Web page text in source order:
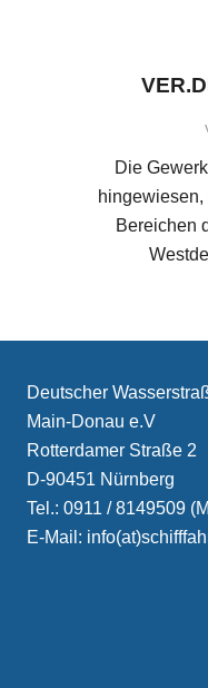
Die
hingewiesen,
Bereichen
Deutscher
Main-Donau e.V
Rotterdamer Straße 2
D-90451 Nürnberg
Tel.: 0911 / 8149509
E-Mail: